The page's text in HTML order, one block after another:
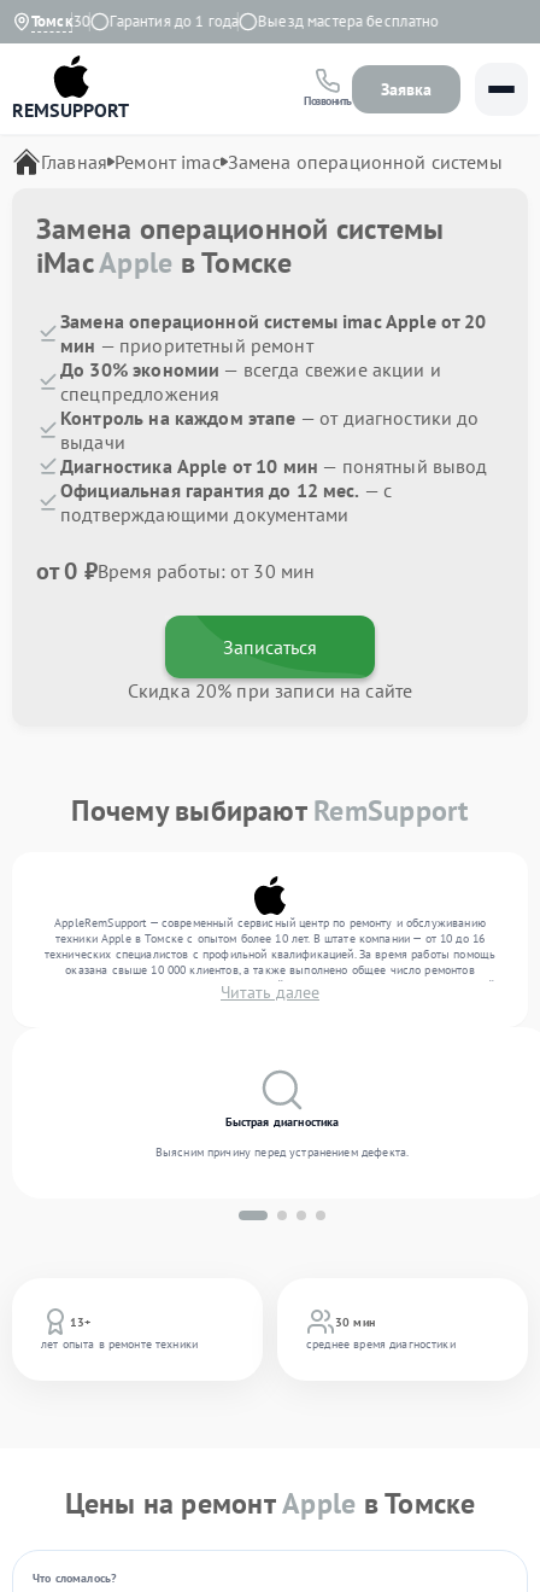
Томск
до 20:30 Гарантия до 1 года Выезд мастера бесплатно
REMSUPPORT Позвонить
Заявка
Главная Ремонт imac Замена операционной системы
Замена операционной системы
iMacApple в Томске
Замена операционной системы imac Apple от 20
мин — приоритетный ремонт
До 30% экономии — всегда свежие акции и
спецпредложения
Контроль на каждом этапе — от диагностики до
выдачи
Диагностика Apple от 10 мин — понятный вывод
Официальная гарантия до 12 мес. — с
подтверждающими документами
от 0 ₽Время работы: от 30 мин
Записаться
Скидка 20% при записи на сайте
Почему выбираютRemSupport
AppleRemSupport — современный сервисный центр по ремонту и обслуживанию
техники Apple в Томске с опытом более 10 лет. В штате компании — от 10 до 16
технических специалистов с профильной квалификацией. За время работы помощь
оказана свыше 10 000 клиентов, а также выполнено общее число ремонтов
превысило 12 000. Ежемесячно в сервисный центр поступает более 300 обращений,
включая , , . Мы выполняем ремонт различного уровня сложности и предлагаем
Читать далее
13+
лет опыта в ремонте техники
30 мин
среднее время диагностики
Быстрая диагностика
Выясним причину перед устранением дефекта.
Цены на ремонтApple в Томске
Что сломалось?